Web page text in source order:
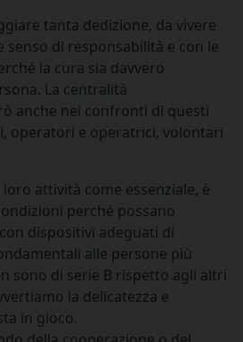
tanta dedizione, da vivere
di responsabilità e con le
la cura sia davvero
La centralità
anche nei confronti di questi
operatori e operatrici, volontari
attività come essenziale, è
perché possano
dispositivi adeguati di
alle persone più
sono di serie B rispetto agli altri
la delicatezza e
in gioco.